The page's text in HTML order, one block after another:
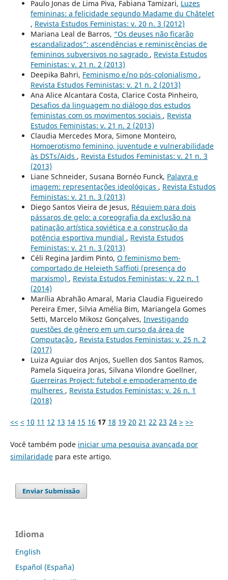
Paulo Jonas de Lima Piva, Fabiana Tamizari, Luzes
femininas: a felicidade segundo Madame du Châtelet
, Revista Estudos Feministas: v. 20 n. 3 (2012)
Mariana Leal de Barros, “Os deuses não ficarão
escandalizados”: ascendências e reminiscências de
femininos subversivos no sagrado , Revista Estudos
Feministas: v. 21 n. 2 (2013)
Deepika Bahri, Feminismo e/no pós-colonialismo ,
Revista Estudos Feministas: v. 21 n. 2 (2013)
Ana Alice Alcantara Costa, Clarice Costa Pinheiro,
Desafios da linguagem no diálogo dos estudos
feministas com os movimentos sociais , Revista
Estudos Feministas: v. 21 n. 2 (2013)
Claudia Mercedes Mora, Simone Monteiro,
Homoerotismo feminino, juventude e vulnerabilidade
às DSTs/Aids , Revista Estudos Feministas: v. 21 n. 3
(2013)
Liane Schneider, Susana Bornéo Funck, Palavra e
imagem: representações ideológicas , Revista Estudos
Feministas: v. 21 n. 3 (2013)
Diego Santos Vieira de Jesus, Réquiem para dois
pássaros de gelo: a coreografia da exclusão na
patinação artística soviética e a construção da
potência esportiva mundial , Revista Estudos
Feministas: v. 21 n. 3 (2013)
Céli Regina Jardim Pinto, O feminismo bem-
comportado de Heleieth Saffioti (presença do
marxismo) , Revista Estudos Feministas: v. 22 n. 1
(2014)
Marília Abrahão Amaral, Maria Claudia Figueiredo
Pereira Emer, Silvia Amélia Bim, Mariangela Gomes
Setti, Marcelo Mikosz Gonçalves, Investigando
questões de gênero em um curso da área de
Computação , Revista Estudos Feministas: v. 25 n. 2
(2017)
Luiza Aguiar dos Anjos, Suellen dos Santos Ramos,
Pamela Siqueira Joras, Silvana Vilondre Goellner,
Guerreiras Project: futebol e empoderamento de
mulheres , Revista Estudos Feministas: v. 26 n. 1
(2018)
<< < 10 11 12 13 14 15 16 17 18 19 20 21 22 23 24 > >>
Você também pode iniciar uma pesquisa avançada por
similaridadepara este artigo.
Enviar Submissão
Idioma
English
Español (España)